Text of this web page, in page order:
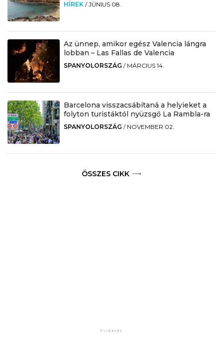
HÍREK /JÚNIUS 08.
Az ünnep, amikor egész Valencia lángra
lobban – Las Fallas de Valencia
SPANYOLORSZÁG / MÁRCIUS 14.
Barcelona visszacsábítaná a helyieket a
folyton turistáktól nyüzsgő La Rambla-ra
SPANYOLORSZÁG / NOVEMBER 02.
ÖSSZES CIKK